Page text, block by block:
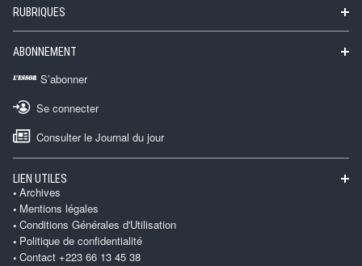
RUBRIQUES
ABONNEMENT
S’abonner
Se connecter
Consulter le Journal du jour
LIEN UTILES
Archives
Mentions légales
Conditions Générales d'Utilisation
Politique de confidentialité
Contact +223 66 13 45 38